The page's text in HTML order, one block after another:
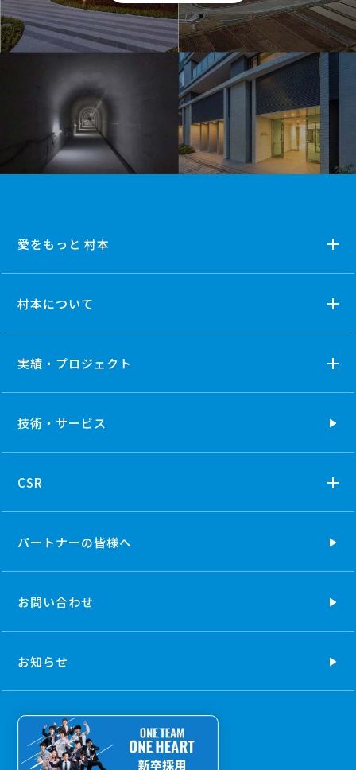
愛をもっと 村本
村本について
実績・プロジェクト
技術・ サービス
CSR
パートナーの皆様へ
お問い合わせ
お知らせ